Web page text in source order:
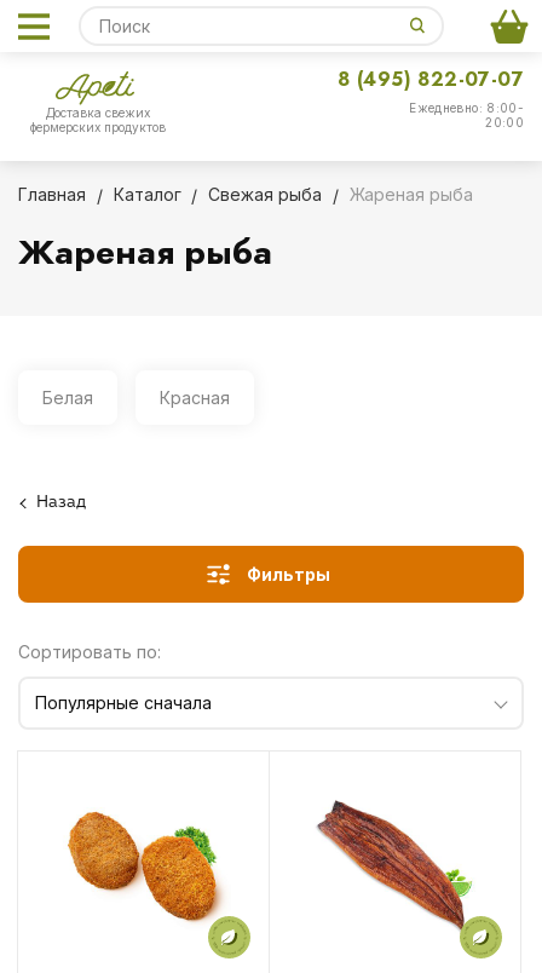
Доставка свежих
фермерских продуктов
Ежедневно: 8:00-
20:00
8 (495) 822-07-07
Главная Каталог Свежая рыба Жареная рыба
Жареная рыба
Белая Красная
Назад
Фильтры
Сортировать по:
Популярные сначала